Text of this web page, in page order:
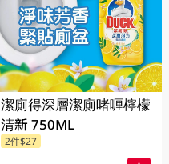
潔廁得深層潔廁啫喱檸檬
清新 750ML
2件$27